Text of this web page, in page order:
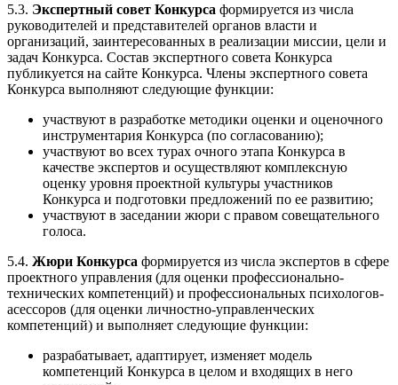
5.3. Экспертный совет Конкурса формируется из числа
руководителей и представителей органов власти и
организаций, заинтересованных в реализации миссии, цели и
задач Конкурса. Состав экспертного совета Конкурса
публикуется на сайте Конкурса. Члены экспертного совета
Конкурса выполняют следующие функции:
участвуют в разработке методики оценки и оценочного
инструментария Конкурса (по согласованию);
участвуют во всех турах очного этапа Конкурса в
качестве экспертов и осуществляют комплексную
оценку уровня проектной культуры участников
Конкурса и подготовки предложений по ее развитию;
участвуют в заседании жюри с правом совещательного
голоса.
5.4. Жюри Конкурса формируется из числа экспертов в сфере
проектного управления (для оценки профессионально-
технических компетенций) и профессиональных психологов-
асессоров (для оценки личностно-управленческих
компетенций) и выполняет следующие функции:
разрабатывает, адаптирует, изменяет модель
компетенций Конкурса в целом и входящих в него